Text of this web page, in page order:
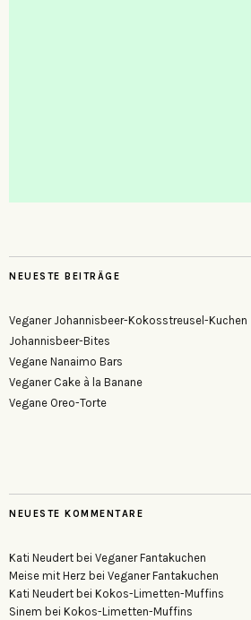
NEUESTE BEITRÄGE
Veganer Johannisbeer-Kokosstreusel-Kuchen
Johannisbeer-Bites
Vegane Nanaimo Bars
Veganer Cake à la Banane
Vegane Oreo-Torte
NEUESTE KOMMENTARE
Kati Neudert bei Veganer Fantakuchen
Meise mit Herz bei Veganer Fantakuchen
Kati Neudert bei Kokos-Limetten-Muffins
Sinem bei Kokos-Limetten-Muffins